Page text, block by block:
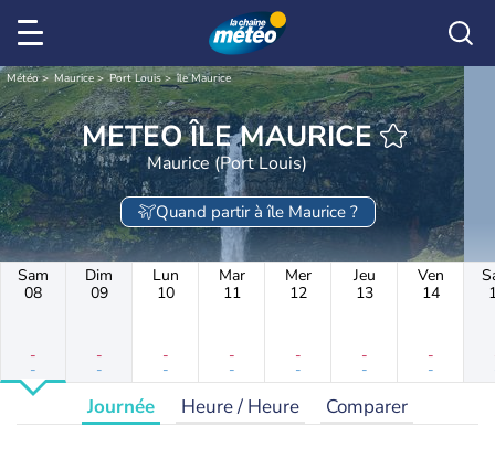
Météo Maurice Port Louis île Maurice
METEO ÎLE MAURICE
Maurice (Port Louis)
Quand partir à île Maurice ?
Sam
08
-
-
Dim
09
-
-
Lun
10
-
-
Mar
11
-
-
Mer
12
-
-
Jeu
13
-
-
Ven
14
-
-
Journée Heure / Heure Comparer